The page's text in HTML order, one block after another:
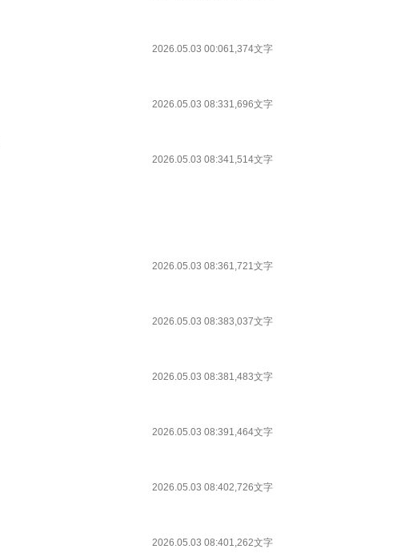
2026.05.03 00:061,374文字
2026.05.03 08:331,696文字
2026.05.03 08:341,514文字
2026.05.03 08:361,721文字
2026.05.03 08:383,037文字
2026.05.03 08:381,483文字
2026.05.03 08:391,464文字
2026.05.03 08:402,726文字
2026.05.03 08:401,262文字